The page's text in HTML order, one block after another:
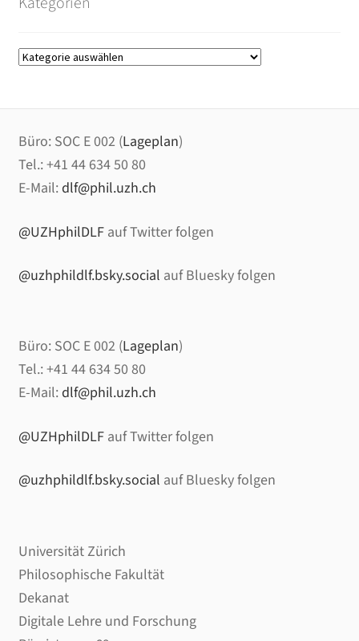
Kategorien
Büro: SOC E 002 (Lageplan)
Tel.: +41 44 634 50 80
E-Mail:dlf@phil.uzh.ch
@UZHphilDLFauf Twitter folgen
@uzhphildlf.bsky.social auf Bluesky folgen
Büro: SOC E 002 (Lageplan)
Tel.: +41 44 634 50 80
E-Mail:dlf@phil.uzh.ch
@UZHphilDLFauf Twitter folgen
@uzhphildlf.bsky.social auf Bluesky folgen
Universität Zürich
Philosophische Fakultät
Dekanat
Digitale Lehre und Forschung